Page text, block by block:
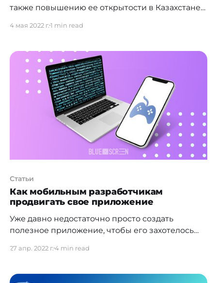
также повышению ее открытости в Казахстане
Особое внимание сейчас уделяется процессу
Так, председатель Агентства сообщил о
реализации программы модернизации
информационной системы "Е-қызмет" на 2022-
2023 годы. По его словам, до конца нынешнего
года посредством создания внешнего портала
4 мая 2022 г.1 min read
Статьи
Как мобильным разработчикам
продвигать свое приложение
Уже давно недостаточно просто создать
полезное приложение, чтобы его захотелось
рынок мобильных приложений перенасыщен.
свой продукт? Для продвижения
27 апр. 2022 г.4 min read